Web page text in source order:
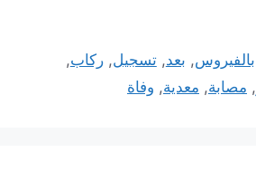
بالفيروس, بعد,تسجيل,ركاب,
, مصابة, معدية, وفاة